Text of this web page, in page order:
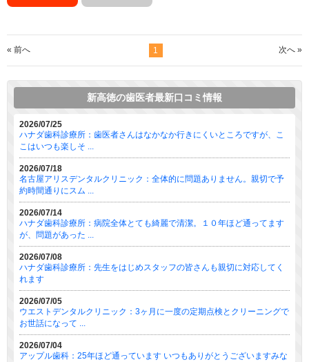
« 前へ 1 次へ »
新高徳の歯医者最新口コミ情報
2026/07/25
ハナダ歯科診療所：歯医者さんはなかなか行きにくいところですが、こ
こはいつも楽しそ ...
2026/07/18
名古屋アリスデンタルクリニック：全体的に問題ありません。親切で予
約時間通りにスム ...
2026/07/14
ハナダ歯科診療所：病院全体とても綺麗で清潔。１０年ほど通ってます
が、問題があった ...
2026/07/08
ハナダ歯科診療所：先生をはじめスタッフの皆さんも親切に対応してく
れます
2026/07/05
ウエストデンタルクリニック：3ヶ月に一度の定期点検とクリーニングで
お世話になって ...
2026/07/04
アップル歯科：25年ほど通っています いつもありがとうございますみな